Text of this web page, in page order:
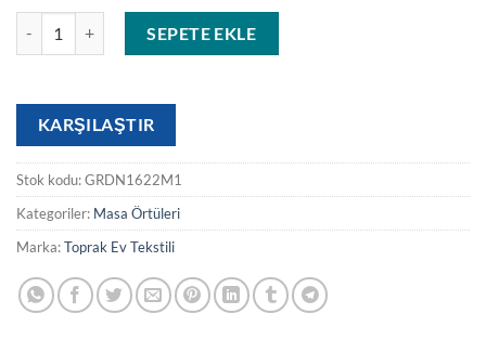
SEPETE EKLE
KARŞILAŞTIR
Stok kodu:GRDN1622M1
Kategoriler: Masa Örtüleri
Marka:Toprak Ev Tekstili